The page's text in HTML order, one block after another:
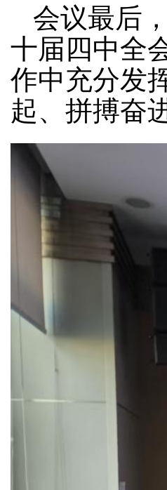
会议最后
十届四中全
作中充分发
起、拼搏奋